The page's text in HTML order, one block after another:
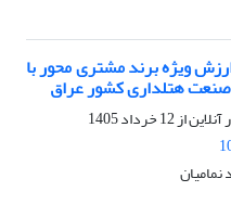
ویژه برند مشتری محور با
صنعت هتلداری کشور عراق
از12 خرداد 1405